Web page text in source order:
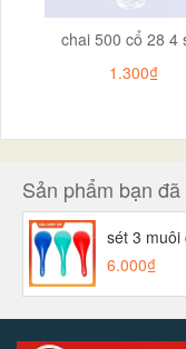
chai 500 cổ 28 4
1.300₫
Sản phẩm bạn đã
sét 3 muôi
6.000₫